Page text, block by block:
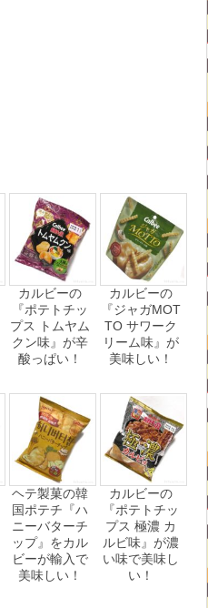
カルビーの
『ポテトチッ
プス トムヤム
クン味』が辛
酸っぱい！
カルビーの
『ジャガМOT
TO サワーク
リーム味』が
美味しい！
ヘテ製菓の韓
国ポテチ『ハ
ニーバターチ
ップ』をカル
ビーが輸入で
美味しい！
カルビーの
『ポテトチッ
プス 極濃 カ
ルビ味』が濃
い味で美味し
い！